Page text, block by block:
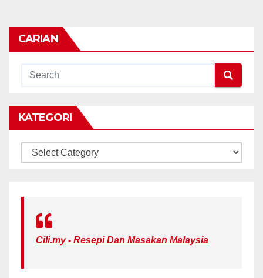
CARIAN
KATEGORI
KATEGORI
Cili.my - Resepi Dan Masakan Malaysia